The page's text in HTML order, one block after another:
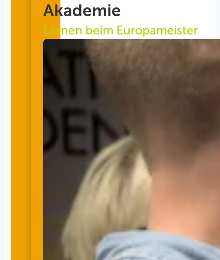
Akademie
Lernen beim Europameister